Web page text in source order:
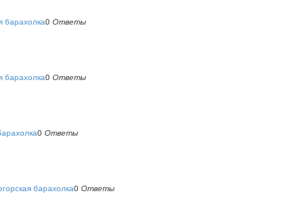
барахолка0 Ответы
барахолка0 Ответы
0 Ответы
барахолка0 Ответы